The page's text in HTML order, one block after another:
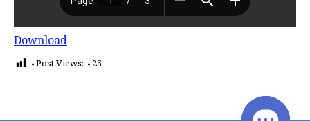
Download
Post Views: 25